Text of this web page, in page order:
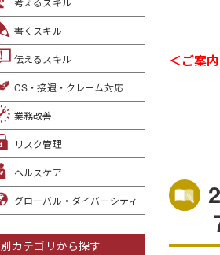
＜ご案
書くスキル
伝えるスキル
CS・接遇・クレーム対応
業務改善
リスク管理
ヘルスケア
グローバル・ダイバーシティ
別カテゴリから探す